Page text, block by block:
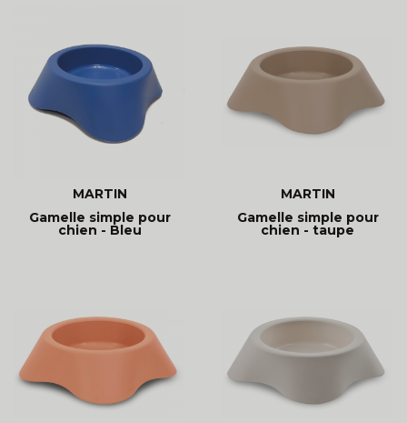
MARTIN
Gamelle simple pour
chien - Bleu
MARTIN
Gamelle simple pour
chien - taupe